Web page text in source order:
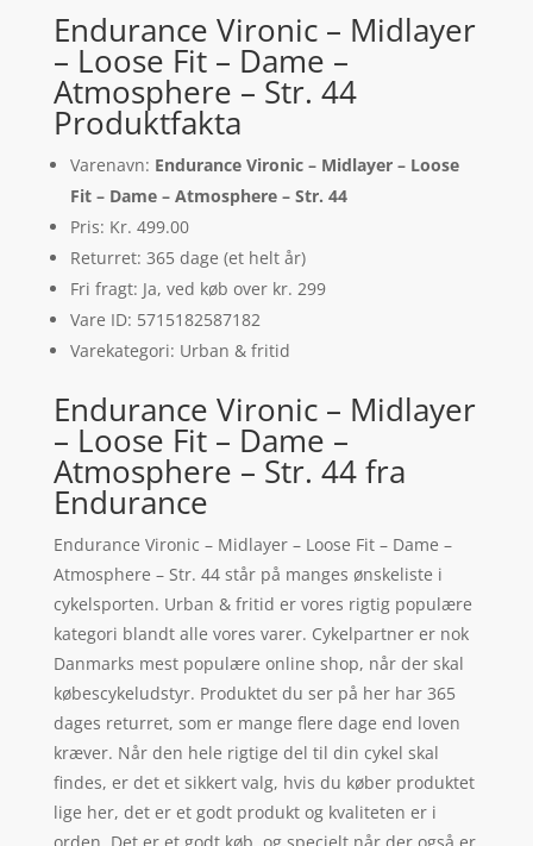
Endurance Vironic – Midlayer
– Loose Fit – Dame –
Atmosphere – Str. 44
Produktfakta
Varenavn: Endurance Vironic – Midlayer – Loose
Fit – Dame – Atmosphere – Str. 44
Pris: Kr. 499.00
Returret: 365 dage (et helt år)
Fri fragt: Ja, ved køb over kr. 299
Vare ID: 5715182587182
Varekategori: Urban & fritid
Endurance Vironic – Midlayer
– Loose Fit – Dame –
Atmosphere – Str. 44 fra
Endurance
Endurance Vironic – Midlayer – Loose Fit – Dame –
Atmosphere – Str. 44 står på manges ønskeliste i
cykelsporten. Urban & fritid er vores rigtig populære
kategori blandt alle vores varer. Cykelpartner er nok
Danmarks mest populære online shop, når der skal
købescykeludstyr. Produktet du ser på her har 365
dages returret, som er mange flere dage end loven
kræver. Når den hele rigtige del til din cykel skal
findes, er det et sikkert valg, hvis du køber produktet
lige her, det er et godt produkt og kvaliteten er i
orden. Det er et godt køb, og specielt når der også er